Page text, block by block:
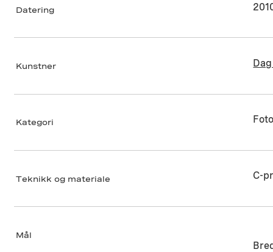
Datering
Kunstner
Kategori
Teknikk og materiale C-
Mål